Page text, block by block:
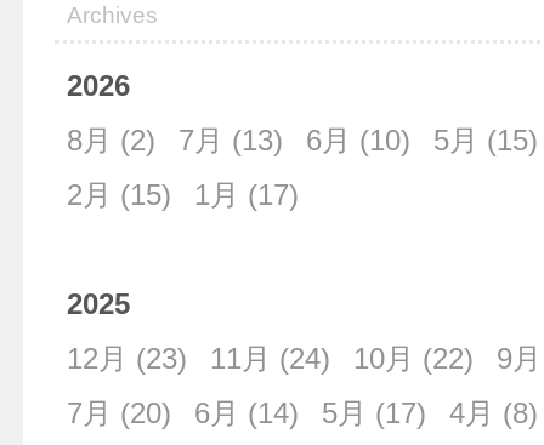
Archives
2026
8月 (2) 7月 (13) 6月 (10) 5月 (15)
2月 (15) 1月 (17)
2025
12月 (23) 11月 (24) 10月 (22) 9月
7月 (20) 6月 (14) 5月 (17) 4月 (8)